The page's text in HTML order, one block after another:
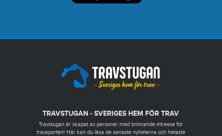
TRAVSTUGAN - SVERIGES HEM FÖR TRAV
Travstugan är skapat av personer med brinnande intresse för
travsporten! Här kan du läsa de senaste nyheterna och hetaste